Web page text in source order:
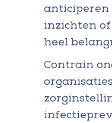
anticiperen
inzichten
heel
Contrain